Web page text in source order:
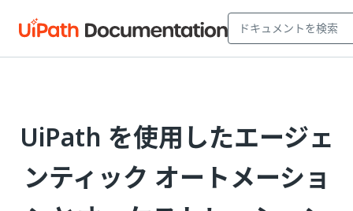
UiPath を使用したエージェ
ンティック オートメーショ